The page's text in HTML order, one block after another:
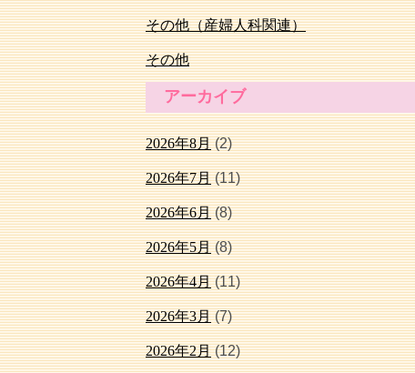
その他（産婦人科関連）
その他
アーカイブ
2026年8月(2)
2026年7月(11)
2026年6月(8)
2026年5月(8)
2026年4月(11)
2026年3月(7)
2026年2月(12)